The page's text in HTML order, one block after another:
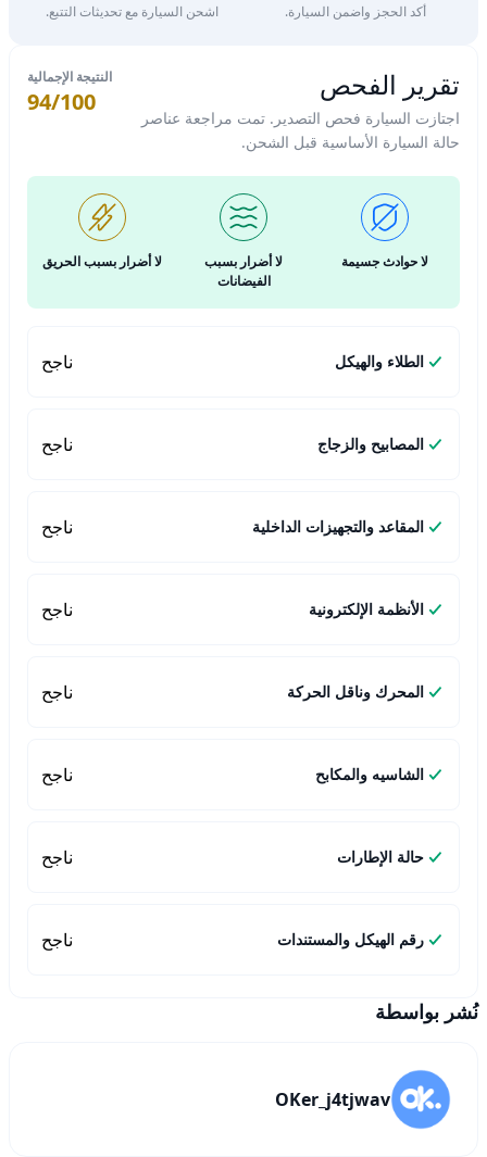
أكد الحجز واضمن السيارة. اشحن السيارة مع تحديثات التتبع.
تقرير الفحص
اجتازت السيارة فحص التصدير. تمت مراجعة عناصر
حالة السيارة الأساسية قبل الشحن.
النتيجة الإجمالية
94/100
لا حوادث جسيمة
لا أضرار بسبب
الفيضانات
لا أضرار بسبب الحريق
الطلاء والهيكل ناجح
المصابيح والزجاج ناجح
المقاعد والتجهيزات الداخلية ناجح
الأنظمة الإلكترونية ناجح
المحرك وناقل الحركة ناجح
الشاسيه والمكابح ناجح
حالة الإطارات ناجح
رقم الهيكل والمستندات ناجح
نُشر بواسطة
OKer_j4tjwav